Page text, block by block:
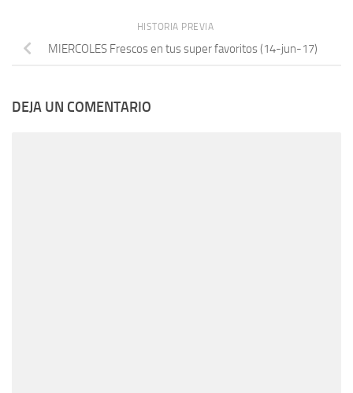
HISTORIA PREVIA
MIERCOLES Frescos en tus super favoritos (14-jun-17)
DEJA UN COMENTARIO